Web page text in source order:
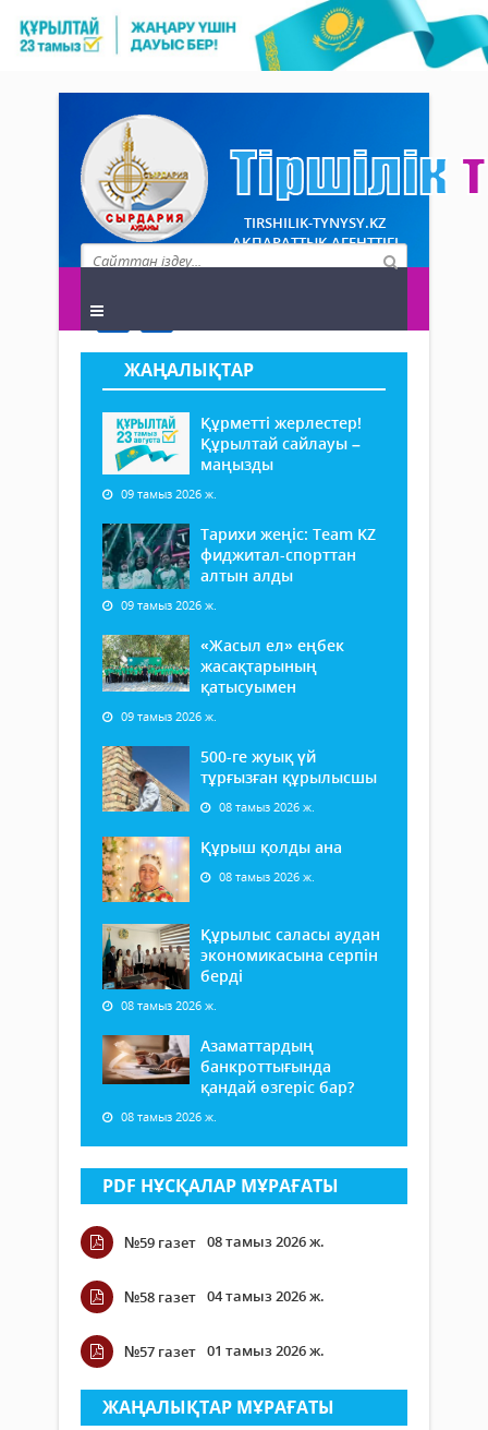
TIRSHILIK-TYNYSY.KZ
АҚПАРАТТЫҚ АГЕНТТІГІ
ЖАҢАЛЫҚТАР
Құрметті жерлестер!
Құрылтай сайлауы –
маңызды
09 тамыз 2026 ж.
Тарихи жеңіс: Team KZ
фиджитал-спорттан
алтын алды
09 тамыз 2026 ж.
«Жасыл ел» еңбек
жасақтарының
қатысуымен
09 тамыз 2026 ж.
500-ге жуық үй
тұрғызған құрылысшы
08 тамыз 2026 ж.
Құрыш қолды ана
08 тамыз 2026 ж.
Құрылыс саласы аудан
экономикасына серпін
берді
08 тамыз 2026 ж.
Азаматтардың
банкроттығында
қандай өзгеріс бар?
08 тамыз 2026 ж.
PDF НҰСҚАЛАР МҰРАҒАТЫ
№59 газет 08 тамыз 2026 ж.
№58 газет 04 тамыз 2026 ж.
№57 газет 01 тамыз 2026 ж.
ЖАҢАЛЫҚТАР МҰРАҒАТЫ